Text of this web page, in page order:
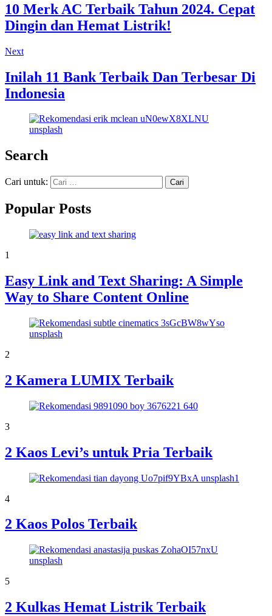
10 Merk AC Terbaik Tahun 2024. Cepat
Dingin dan Hemat Listrik!
Next
Inilah 11 Bank Terbaik Dan Terbesar Di
Indonesia
Search
Cari untuk:
Popular Posts
1
Easy Link and Text Sharing: A Simple
Way to Share Content Online
2
2 Kamera LUMIX Terbaik
3
2 Kaos Levi’s untuk Pria Terbaik
4
2 Kaos Polos Terbaik
5
2 Kulkas Hemat Listrik Terbaik